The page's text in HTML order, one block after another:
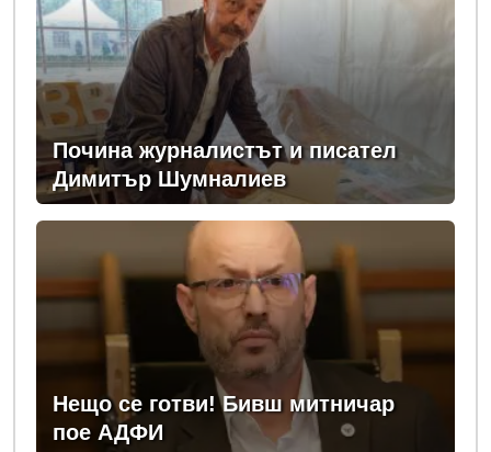
Почина журналистът и писател
Димитър Шумналиев
Нещо се готви! Бивш митничар
пое АДФИ